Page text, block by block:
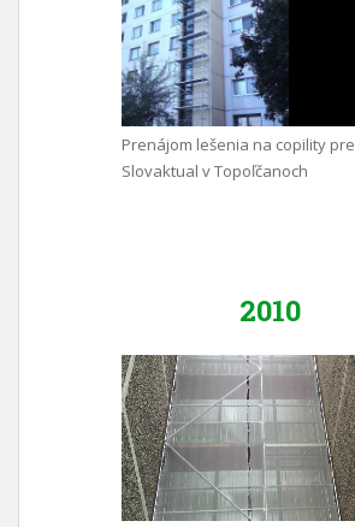
Prenájom lešenia na copility pre
Slovaktual v Topoľčanoch
2010